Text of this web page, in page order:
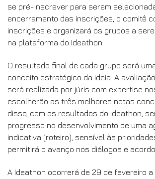
se pré-inscrever para serem
encerramento das inscrições, o comitê
inscrições e organizará os grupos a
na plataforma do Ideathon.
O resultado final de cada grupo será
conceito estratégico da ideia. A
será realizada por júris com expertise
escolherão as três melhores notas
disso, com os resultados do Ideathon,
progresso no desenvolvimento de uma
indicativa (roteiro), sensível às
permitirá o avanço nos diálogos e
A Ideathon ocorrerá de 29 de fevereiro a